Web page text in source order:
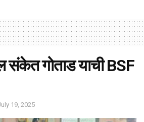
गोताड याची BSF
19, 2025